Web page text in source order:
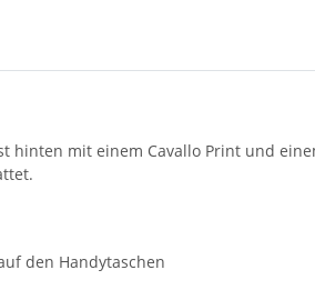
mit einem Cavallo Print und
den Handytaschen